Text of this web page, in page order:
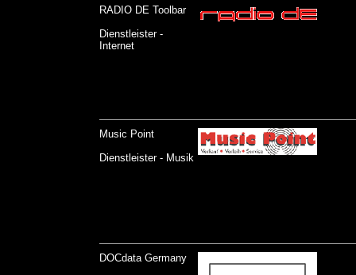
RADIO DE Toolbar
Dienstleister -
Internet
Music Point
Dienstleister - Musik
DOCdata Germany